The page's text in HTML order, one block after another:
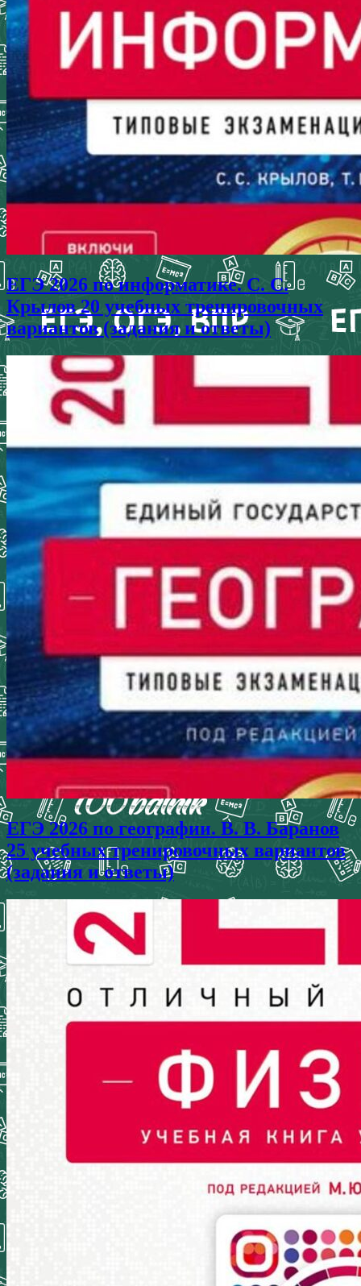
ЕГЭ 2026 по информатике. С. С.
Крылов 20 учебных тренировочных
вариантов (задания и ответы)
ЕГЭ 2026 по географии. В. В. Баранов
25 учебных тренировочных вариантов
(задания и ответы)